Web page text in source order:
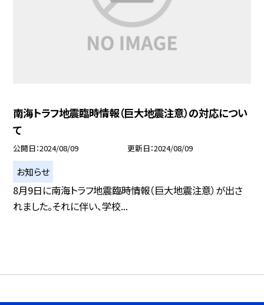
南海トラフ地震臨時情報（巨大地震注意）の対応につい
て
公開日 2024/08/09 更新日 2024/08/09
お知らせ
8月9日に南海トラフ地震臨時情報（巨大地震注意）が出さ
れました。それに伴い、学校...